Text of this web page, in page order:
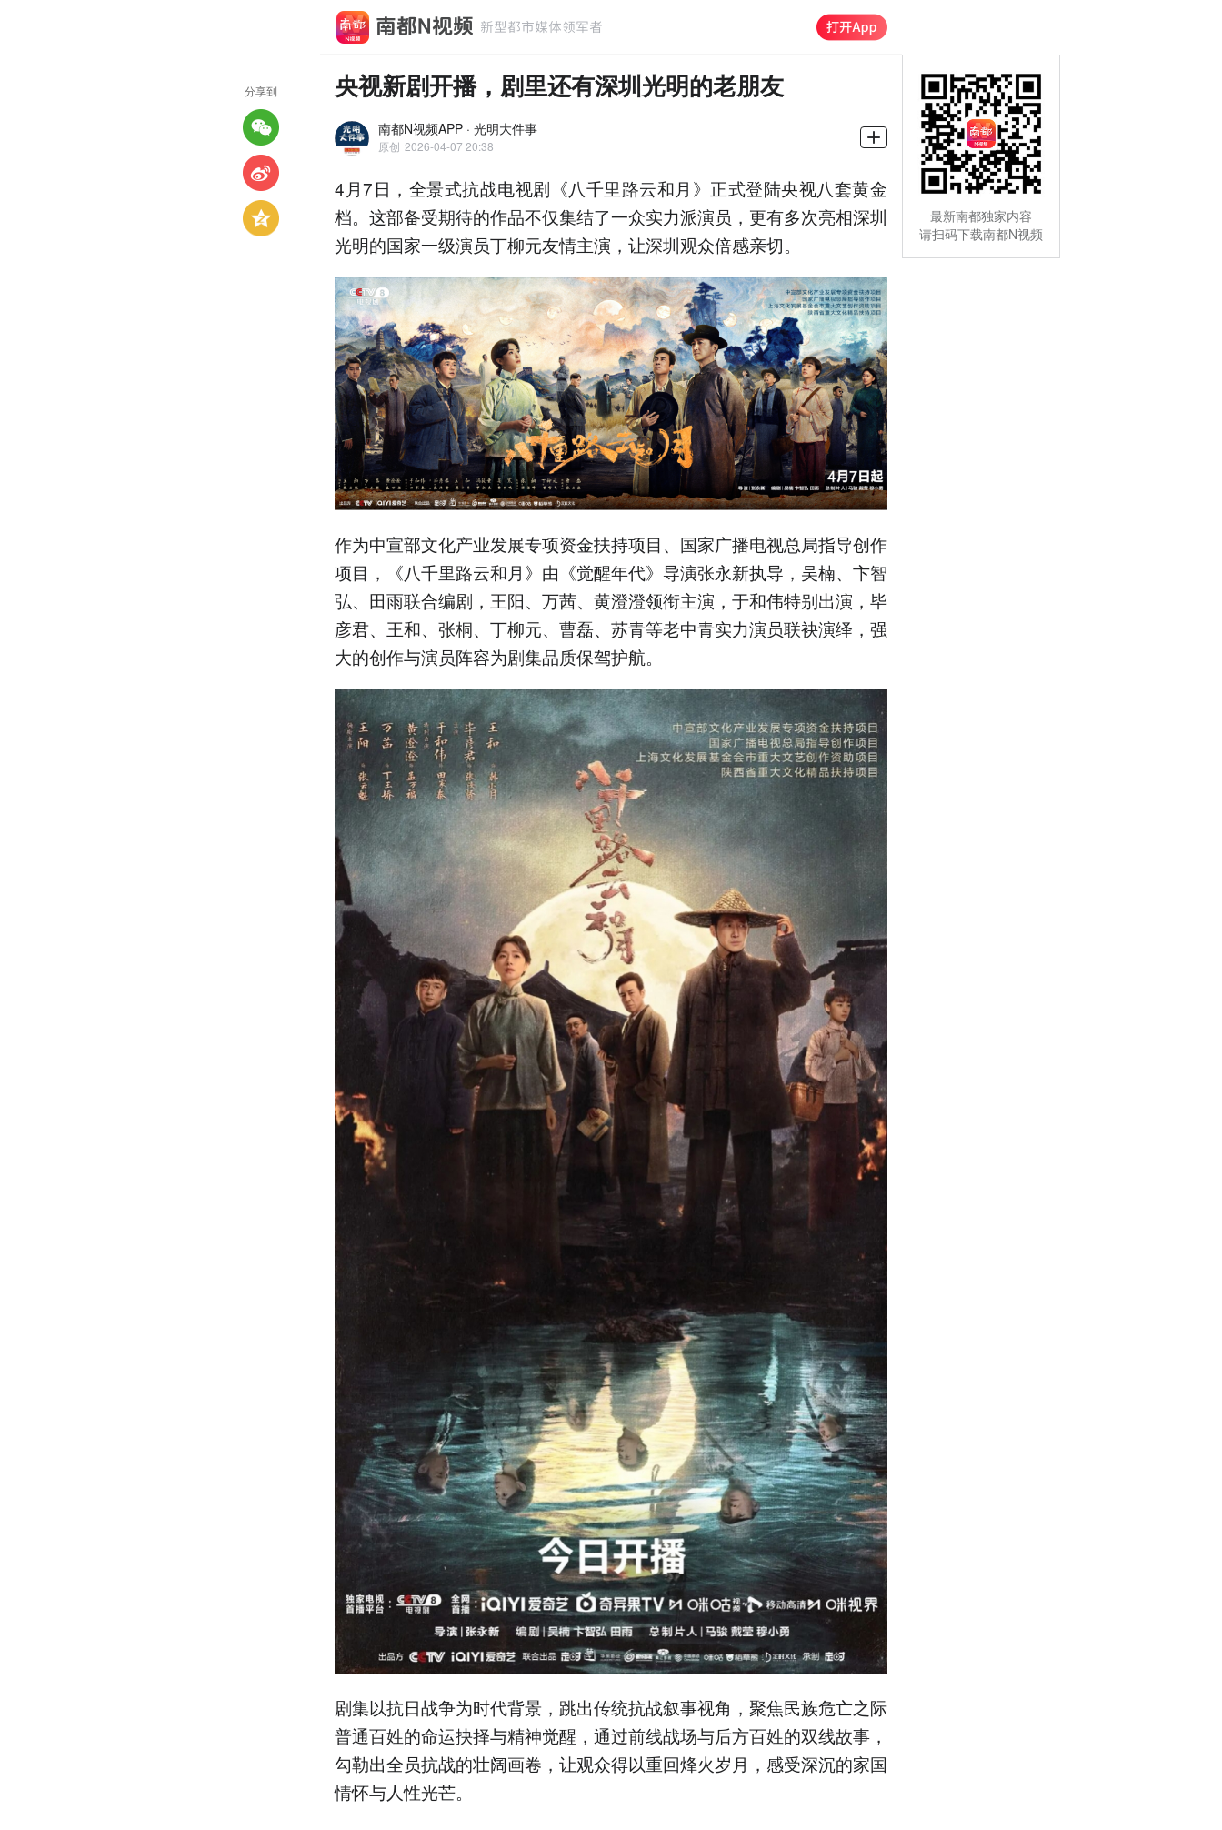
央视新剧开播，剧里还有深圳光明的老朋友
南都N视频APP · 光明大件事
原创 2026-04-07 20:38
4月7日，全景式抗战电视剧《八千里路云和月》正式登陆央视八套黄金
档。这部备受期待的作品不仅集结了一众实力派演员，更有多次亮相深圳
光明的国家一级演员丁柳元友情主演，让深圳观众倍感亲切。
作为中宣部文化产业发展专项资金扶持项目、国家广播电视总局指导创作
项目，《八千里路云和月》由《觉醒年代》导演张永新执导，吴楠、卞智
弘、田雨联合编剧，王阳、万茜、黄澄澄领衔主演，于和伟特别出演，毕
彦君、王和、张桐、丁柳元、曹磊、苏青等老中青实力演员联袂演绎，强
大的创作与演员阵容为剧集品质保驾护航。
剧集以抗日战争为时代背景，跳出传统抗战叙事视角，聚焦民族危亡之际
普通百姓的命运抉择与精神觉醒，通过前线战场与后方百姓的双线故事，
勾勒出全员抗战的壮阔画卷，让观众得以重回烽火岁月，感受深沉的家国
情怀与人性光芒。
分享到
最新南都独家内容
请扫码下载南都N视频